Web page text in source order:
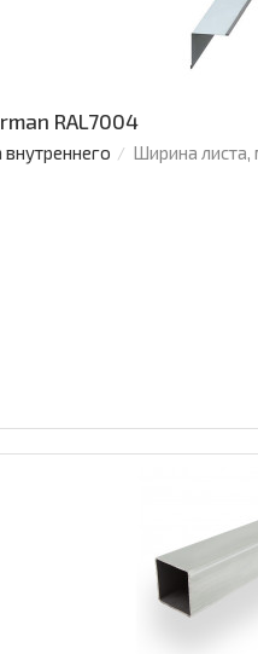
RAL7004
внутреннего Ширина листа,